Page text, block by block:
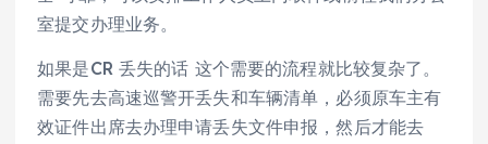
室提交办理业务。
如果是CR 丢失的话 这个需要的流程就比较复杂了。
需要先去高速巡警开丢失和车辆清单，必须原车主有
效证件出席去办理申请丢失文件申报，然后才能去